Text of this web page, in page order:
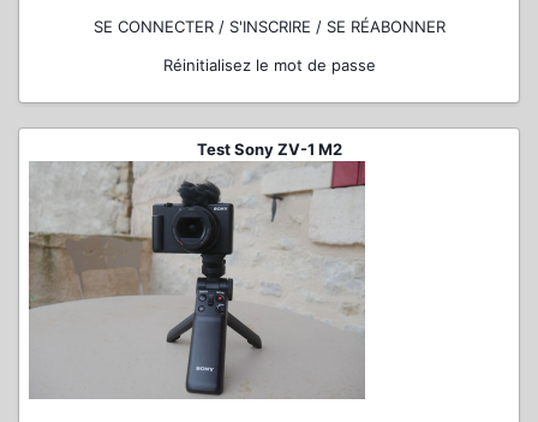
SE CONNECTER / S'INSCRIRE / SE RÉABONNER
Réinitialisez le mot de passe
Test Sony ZV-1 M2